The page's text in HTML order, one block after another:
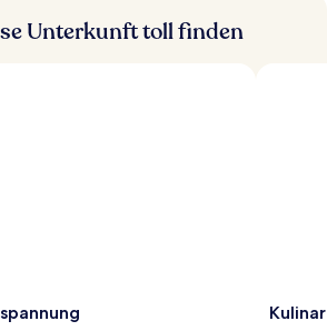
Unterkunft toll finden